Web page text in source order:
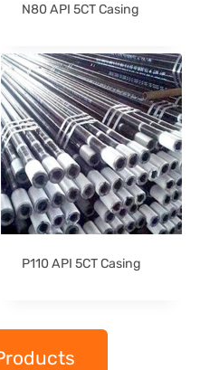
N80 API 5CT Casing
P110 API 5CT Casing